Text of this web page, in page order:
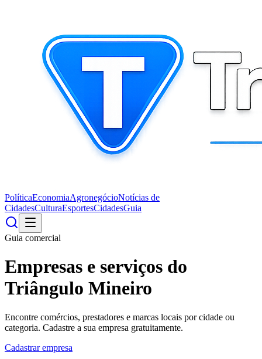
PolíticaEconomiaAgronegócioNotícias de
CidadesCulturaEsportesCidadesGuia
Guia comercial
Empresas e serviços do
Triângulo Mineiro
Encontre comércios, prestadores e marcas locais por cidade ou
categoria. Cadastre a sua empresa gratuitamente.
Cadastrar empresa